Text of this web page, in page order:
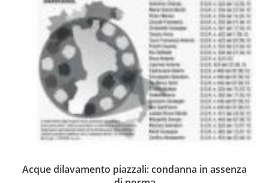
Acque dilavamento piazzali: condanna in assenza